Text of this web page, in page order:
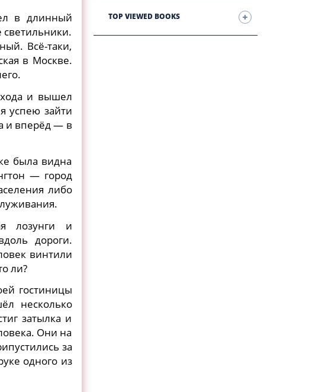
в длинный
Всё-таки,
в Москве.
и вышел
успею зайти
и вперёд — в
была видна
— город
либо
лозунги и
дороги.
винтили
ли?
гостиницы
несколько
затылка и
Они на
за
одного из
TOP VIEWED BOOKS